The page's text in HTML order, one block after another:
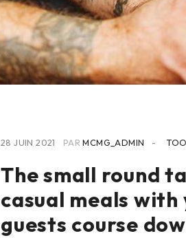
28 JUIN 2021 PAR MCMG_ADMIN -
The small round
casual meals
guests course